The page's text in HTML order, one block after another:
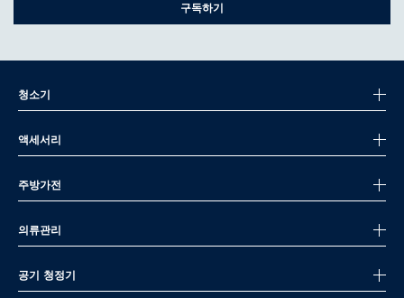
구독하기
청소기
액세서리
주방가전
의류관리
공기 청정기